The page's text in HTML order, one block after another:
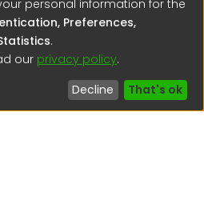
Camino Real - La Molina -
personal information for the
Preferences,
.
our privacy policy.
Decline That's ok